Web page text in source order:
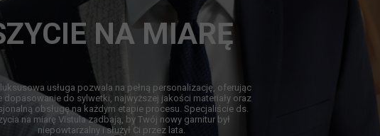
NA MIARĘ
usługa pozwala na pełną personalizację, oferując
dopasowanie do sylwetki, najwyższej jakości materiały oraz
obsługę na każdym etapie procesu. Specjaliście ds.
na miarę Vistula zadbają, by Twój nowy garnitur był
niepowtarzalny i służył Ci przez lata.